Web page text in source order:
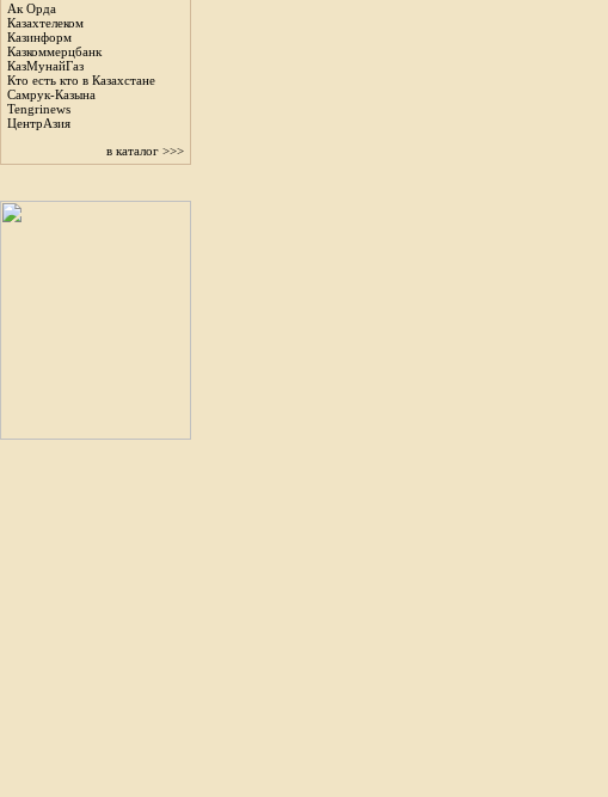
Ак Орда
Казахтелеком
Казинформ
Казкоммерцбанк
КазМунайГаз
Кто есть кто в Казахстане
Самрук-Казына
Tengrinews
ЦентрАзия
в каталог >>>